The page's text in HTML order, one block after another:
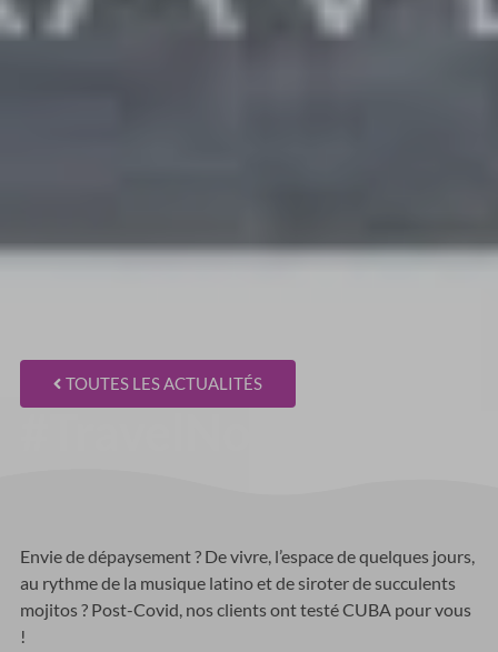
TOUTES LES ACTUALITÉS
Envie de dépaysement ? De vivre, l’espace de quelques jours,
au rythme de la musique latino et de siroter de succulents
mojitos ? Post-Covid, nos clients ont testé CUBA pour vous
!